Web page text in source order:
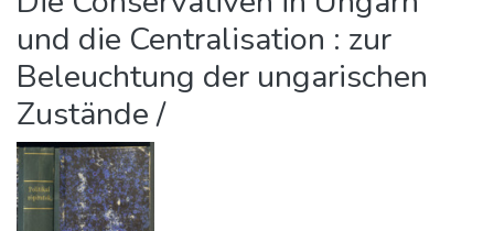
Statistics
About us
und die Centralisation : zur
Beleuchtung der ungarischen
Zustände /